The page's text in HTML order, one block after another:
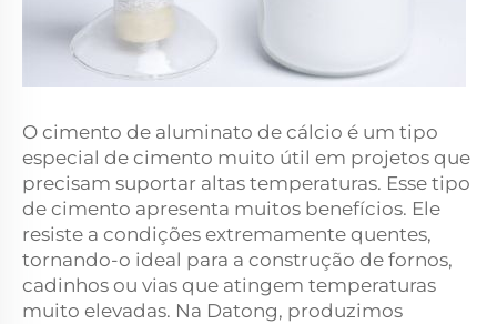
O cimento de aluminato de cálcio é um tipo
especial de cimento muito útil em projetos que
precisam suportar altas temperaturas. Esse tipo
de cimento apresenta muitos benefícios. Ele
resiste a condições extremamente quentes,
tornando-o ideal para a construção de fornos,
cadinhos ou vias que atingem temperaturas
muito elevadas. Na Datong, produzimos